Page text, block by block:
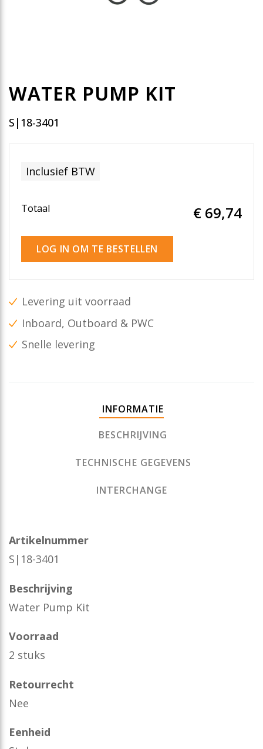
WATER PUMP KIT
S|18-3401
Inclusief BTW
Totaal € 69,74
LOG IN OM TE BESTELLEN
Levering uit voorraad
Inboard, Outboard & PWC
Snelle levering
INFORMATIE
BESCHRIJVING
TECHNISCHE GEGEVENS
INTERCHANGE
Artikelnummer
S|18-3401
Beschrijving
Water Pump Kit
Voorraad
2 stuks
Retourrecht
Nee
Eenheid